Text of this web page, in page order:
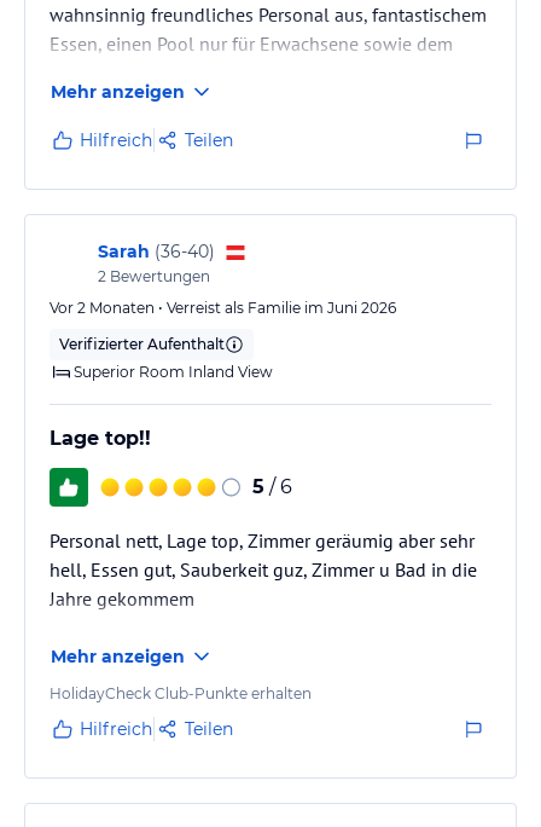
wahnsinnig freundliches Personal aus, fantastischem
Essen, einen Pool nur für Erwachsene sowie dem
öffentlichem Strand.
Mehr anzeigen
Hilfreich Teilen
Sarah (36-40)
2 Bewertungen
Vor 2 Monaten • Verreist als Familie im Juni 2026
Verifizierter Aufenthalt
Superior Room Inland View
Lage top!!
5 / 6
Personal nett, Lage top, Zimmer geräumig aber sehr
hell, Essen gut, Sauberkeit guz, Zimmer u Bad in die
Jahre gekommem
Mehr anzeigen
HolidayCheck Club-Punkte erhalten
Hilfreich Teilen